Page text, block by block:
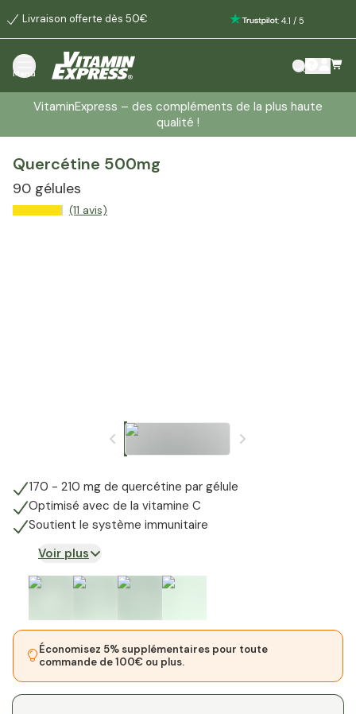
Livraison offerte dès 50€ : 4.1 / 5
Menu
VitaminExpress – des compléments de la plus haute
qualité !
Quercétine 500mg
90 gélules
(11 avis)
170 - 210 mg de quercétine par gélule
Optimisé avec de la vitamine C
Soutient le système immunitaire
Voir plus
Économisez 5% supplémentaires pour toute
commande de 100€ ou plus.